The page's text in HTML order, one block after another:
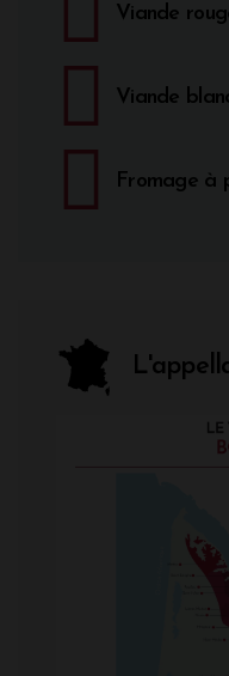
Viande
Viande
Fromage à